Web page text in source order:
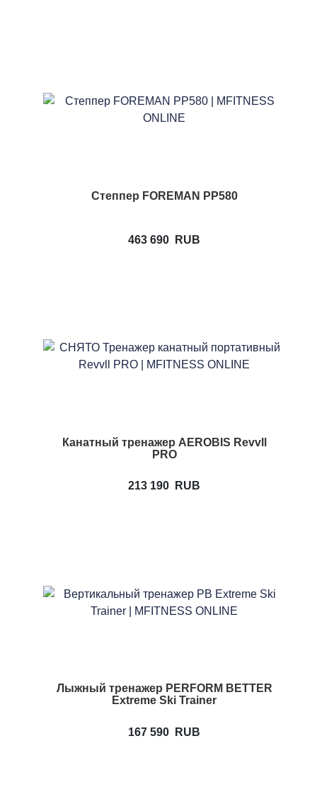
Степпер FOREMAN PP580
463 690 RUB
Канатный тренажер AEROBIS Revvll
PRO
213 190 RUB
Лыжный тренажер PERFORM BETTER
Extreme Ski Trainer
167 590 RUB